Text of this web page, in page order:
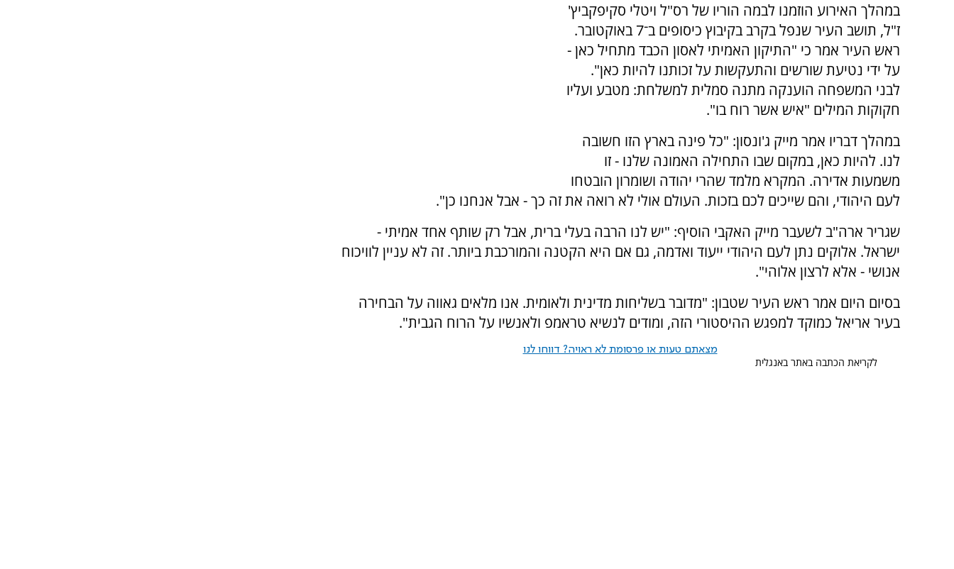
במהלך האירוע הוזמנו לבמה הוריו של רס"ל ויטלי סקיפקביץ'
ז"ל, תושב העיר שנפל בקרב בקיבוץ כיסופים ב־7 באוקטובר.
ראש העיר אמר כי "התיקון האמיתי לאסון הכבד מתחיל כאן -
על ידי נטיעת שורשים והתעקשות על זכותנו להיות כאן".
לבני המשפחה הוענקה מתנה סמלית למשלחת: מטבע ועליו
חקוקות המילים "איש אשר רוח בו".
במהלך דבריו אמר מייק ג'ונסון: "כל פינה בארץ הזו חשובה
לנו. להיות כאן, במקום שבו התחילה האמונה שלנו - זו
משמעות אדירה. המקרא מלמד שהרי יהודה ושומרון הובטחו
לעם היהודי, והם שייכים לכם בזכות. העולם אולי לא רואה את זה כך - אבל אנחנו כן".
שגריר ארה"ב לשעבר מייק האקבי הוסיף: "יש לנו הרבה בעלי ברית, אבל רק שותף אחד אמיתי -
ישראל. אלוקים נתן לעם היהודי ייעוד ואדמה, גם אם היא הקטנה והמורכבת ביותר. זה לא עניין לוויכוח
אנושי - אלא לרצון אלוהי".
בסיום היום אמר ראש העיר שטבון: "מדובר בשליחות מדינית ולאומית. אנו מלאים גאווה על הבחירה
בעיר אריאל כמוקד למפגש ההיסטורי הזה, ומודים לנשיא טראמפ ולאנשיו על הרוח הגבית".
מצאתם טעות או פרסומת לא ראויה? דווחו לנו
לקריאת הכתבה באתר באנגלית